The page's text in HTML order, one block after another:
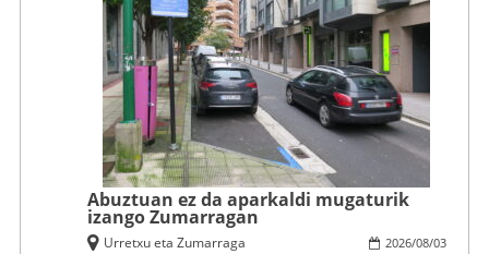
Abuztuan ez da aparkaldi mugaturik
izango Zumarragan
2026/08/03
Urretxu eta Zumarraga